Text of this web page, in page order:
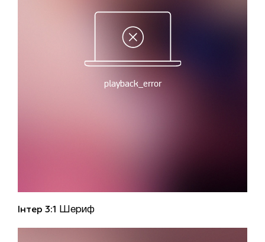
Інтер 3:1 Шериф